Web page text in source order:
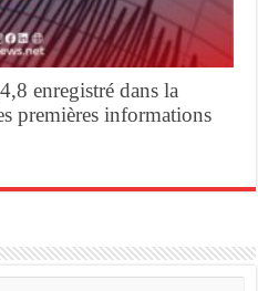
enregistré dans la
premières informations